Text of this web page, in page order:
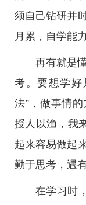
须自己钻研并
月累，自学能
再有就是
考。要想学好
法”，做事情
授人以渔，我
起来容易做起
勤于思考，遇
在学习时